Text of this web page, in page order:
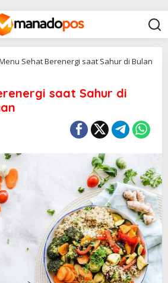
Sehat Berenergi saat Sahur di Bulan
saat Sahur di